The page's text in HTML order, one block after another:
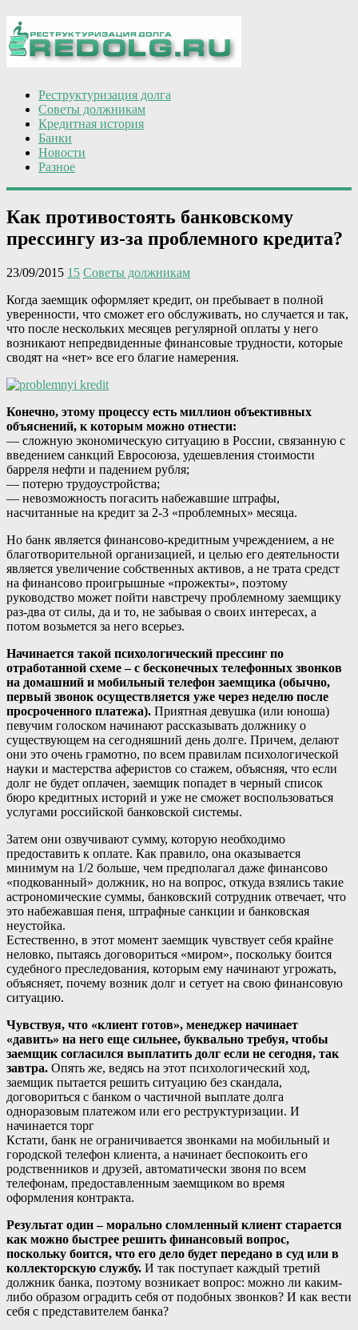
Реструктуризация долга
Советы должникам
Кредитная история
Банки
Новости
Разное
Как противостоять банковскому
прессингу из-за проблемного кредита?
23/09/2015 15 Советы должникам
Когда заемщик оформляет кредит, он пребывает в полной
уверенности, что сможет его обслуживать, но случается и так,
что после нескольких месяцев регулярной оплаты у него
возникают непредвиденные финансовые трудности, которые
сводят на «нет» все его благие намерения.
Конечно, этому процессу есть миллион объективных
объяснений, к которым можно отнести:
— сложную экономическую ситуацию в России, связанную с
введением санкций Евросоюза, удешевления стоимости
барреля нефти и падением рубля;
— потерю трудоустройства;
— невозможность погасить набежавшие штрафы,
насчитанные на кредит за 2-3 «проблемных» месяца.
Но банк является финансово-кредитным учреждением, а не
благотворительной организацией, и целью его деятельности
является увеличение собственных активов, а не трата средст
на финансово проигрышные «прожекты», поэтому
руководство может пойти навстречу проблемному заемщику
раз-два от силы, да и то, не забывая о своих интересах, а
потом возьмется за него всерьез.
Начинается такой психологический прессинг по
отработанной схеме – с бесконечных телефонных звонков
на домашний и мобильный телефон заемщика (обычно,
первый звонок осуществляется уже через неделю после
просроченного платежа). Приятная девушка (или юноша)
певучим голоском начинают рассказывать должнику о
существующем на сегодняшний день долге. Причем, делают
они это очень грамотно, по всем правилам психологической
науки и мастерства аферистов со стажем, объясняя, что если
долг не будет оплачен, заемщик попадет в черный список
бюро кредитных историй и уже не сможет воспользоваться
услугами российской банковской системы.
Затем они озвучивают сумму, которую необходимо
предоставить к оплате. Как правило, она оказывается
минимум на 1/2 больше, чем предполагал даже финансово
«подкованный» должник, но на вопрос, откуда взялись такие
астрономические суммы, банковский сотрудник отвечает, что
это набежавшая пеня, штрафные санкции и банковская
неустойка.
Естественно, в этот момент заемщик чувствует себя крайне
неловко, пытаясь договориться «миром», поскольку боится
судебного преследования, которым ему начинают угрожать,
объясняет, почему возник долг и сетует на свою финансовую
ситуацию.
Чувствуя, что «клиент готов», менеджер начинает
«давить» на него еще сильнее, буквально требуя, чтобы
заемщик согласился выплатить долг если не сегодня, так
завтра. Опять же, ведясь на этот психологический ход,
заемщик пытается решить ситуацию без скандала,
договориться с банком о частичной выплате долга
одноразовым платежом или его реструктуризации. И
начинается торг
Кстати, банк не ограничивается звонками на мобильный и
городской телефон клиента, а начинает беспокоить его
родственников и друзей, автоматически звоня по всем
телефонам, предоставленным заемщиком во время
оформления контракта.
Результат один – морально сломленный клиент старается
как можно быстрее решить финансовый вопрос,
поскольку боится, что его дело будет передано в суд или в
коллекторскую службу. И так поступает каждый третий
должник банка, поэтому возникает вопрос: можно ли каким-
либо образом оградить себя от подобных звонков? И как вести
себя с представителем банка?